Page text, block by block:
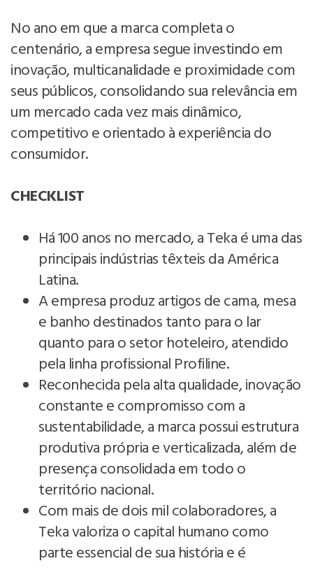
No ano em que a marca completa o
centenário, a empresa segue investindo em
inovação, multicanalidade e proximidade com
seus públicos, consolidando sua relevância em
um mercado cada vez mais dinâmico,
competitivo e orientado à experiência do
consumidor.
CHECKLIST
Há 100 anos no mercado, a Teka é uma das
principais indústrias têxteis da América
Latina.
A empresa produz artigos de cama, mesa
e banho destinados tanto para o lar
quanto para o setor hoteleiro, atendido
pela linha profissional Profiline.
Reconhecida pela alta qualidade, inovação
constante e compromisso com a
sustentabilidade, a marca possui estrutura
produtiva própria e verticalizada, além de
presença consolidada em todo o
território nacional.
Com mais de dois mil colaboradores, a
Teka valoriza o capital humano como
parte essencial de sua história e é